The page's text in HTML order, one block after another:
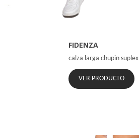
FIDENZA
calza larga chupin suplex
VER PRODUCTO